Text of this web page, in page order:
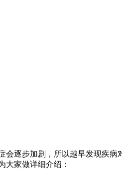
会逐步加剧，所以越早发现疾
大家做详细介绍：